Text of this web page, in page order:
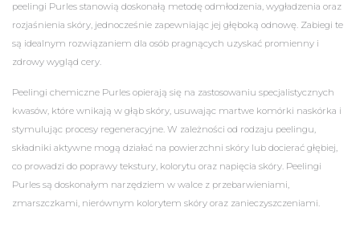
peelingi Purles stanowią doskonałą metodę odmłodzenia, wygładzenia oraz
rozjaśnienia skóry, jednocześnie zapewniając jej głęboką odnowę. Zabiegi te
są idealnym rozwiązaniem dla osób pragnących uzyskać promienny i
zdrowy wygląd cery.
Peelingi chemiczne Purles opierają się na zastosowaniu specjalistycznych
kwasów, które wnikają w głąb skóry, usuwając martwe komórki naskórka i
stymulując procesy regeneracyjne. W zależności od rodzaju peelingu,
składniki aktywne mogą działać na powierzchni skóry lub docierać głębiej,
co prowadzi do poprawy tekstury, kolorytu oraz napięcia skóry. Peelingi
Purles są doskonałym narzędziem w walce z przebarwieniami,
zmarszczkami, nierównym kolorytem skóry oraz zanieczyszczeniami.